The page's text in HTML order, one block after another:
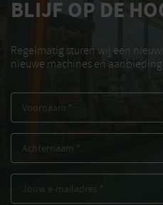
BLIJF OP DE
Regelmatig sturen wij een
nieuwe machines en